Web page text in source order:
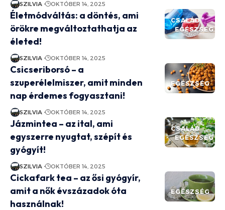
SZILVIA OKTÓBER 14, 2025
CSALÁD
EGÉSZSÉG
Életmódváltás: a döntés, ami
örökre megváltoztathatja az
életed!
SZILVIA OKTÓBER 14, 2025
EGÉSZSÉG
Csicseriborsó – a
szuperélelmiszer, amit minden
nap érdemes fogyasztani!
SZILVIA OKTÓBER 14, 2025
CSALÁD
EGÉSZSÉG
Jázmintea – az ital, ami
egyszerre nyugtat, szépít és
gyógyít!
SZILVIA OKTÓBER 14, 2025
EGÉSZSÉG
Cickafark tea – az ősi gyógyír,
amit a nők évszázadok óta
használnak!